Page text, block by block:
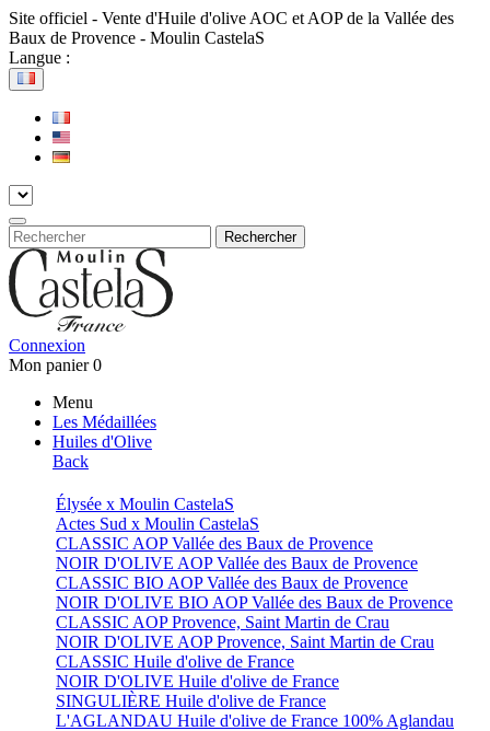
Site officiel - Vente d'Huile d'olive AOC et AOP de la Vallée des
Baux de Provence - Moulin CastelaS
Langue :
Rechercher
Connexion
Mon panier 0
Menu
Les Médaillées
Huiles d'Olive
Back
Élysée x Moulin CastelaS
Actes Sud x Moulin CastelaS
CLASSIC AOP Vallée des Baux de Provence
NOIR D'OLIVE AOP Vallée des Baux de Provence
CLASSIC BIO AOP Vallée des Baux de Provence
NOIR D'OLIVE BIO AOP Vallée des Baux de Provence
CLASSIC AOP Provence, Saint Martin de Crau
NOIR D'OLIVE AOP Provence, Saint Martin de Crau
CLASSIC Huile d'olive de France
NOIR D'OLIVE Huile d'olive de France
SINGULIÈRE Huile d'olive de France
L'AGLANDAU Huile d'olive de France 100% Aglandau